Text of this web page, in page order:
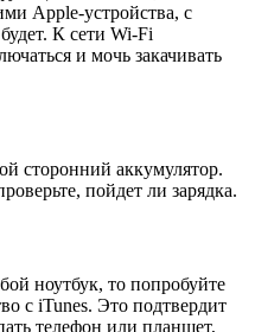
Apple-устройства, с
К сети Wi-Fi
и мочь закачивать
сторонний аккумулятор.
пойдет ли зарядка.
ноутбук, то попробуйте
с iTunes. Это подтвердит
телефон или планшет,